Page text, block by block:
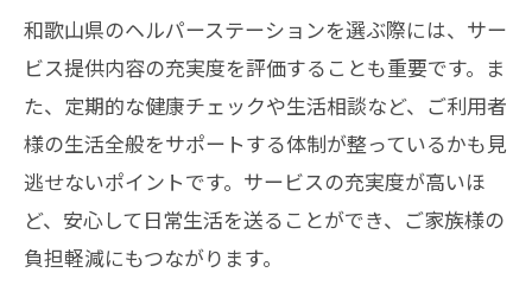
和歌山県で介護ヘルパーを探す際に注目すべ
きヘルパーステーションの特徴
注目すべきステーションの特性
柔軟なサービス提供とその魅力
複数の選択肢を持つことの利点
介護の質を高めるためのポイント
ご利用者様満足度を基準にした選び方
和歌山県のヘルパーステーションを選ぶ際には、サー
ビス提供内容の充実度を評価することも重要です。ま
た、定期的な健康チェックや生活相談など、ご利用者
様の生活全般をサポートする体制が整っているかも見
逃せないポイントです。サービスの充実度が高いほ
ど、安心して日常生活を送ることができ、ご家族様の
負担軽減にもつながります。